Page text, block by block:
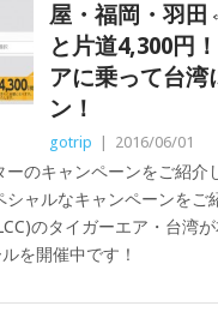
屋・福岡・羽
と片道4,300円
アに乗って台湾
ン！
gotrip 2016/06/01
ーのキャンペーンをご紹介
シャルなキャンペーンをご
のタイガーエア・台湾
を開催中です！